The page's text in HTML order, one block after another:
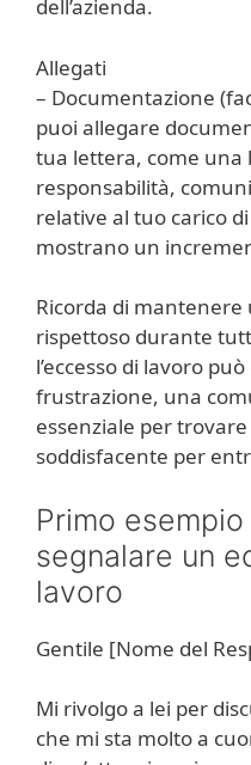
dell’azienda.
Allegati
– Documentazione
puoi allegare
tua lettera, come una
responsabilità,
relative al tuo carico
mostrano un
Ricorda di
rispettoso durante
l’eccesso di lavoro
frustrazione, una
essenziale per
soddisfacente per
Primo
segnalare un
lavoro
Gentile [Nome del
Mi rivolgo a lei per
che mi sta molto a